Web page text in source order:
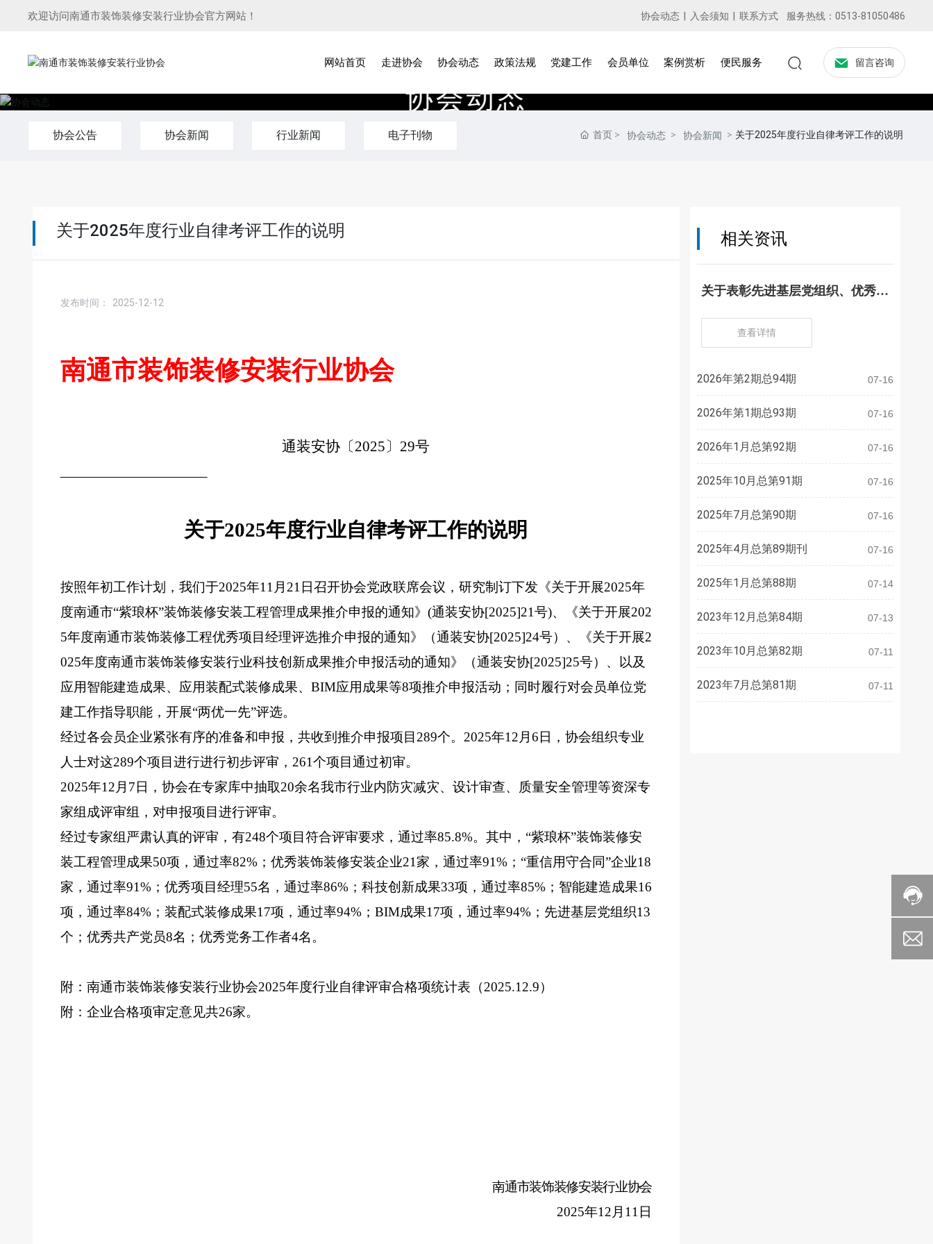
欢迎访问南通市装饰装修安装行业协会官方网站！ 协会动态| 入会须知 | 联系方式服务热线： 0513-81050486
网站首页 走进协会 协会动态 政策法规 党建工作 会员单位 案例赏析 便民服务 留言咨询
协会动态
协会公告 协会新闻 行业新闻 电子刊物 首页 协会动态 协会新闻 关于2025年度行业自律考评工作的说明
关于2025年度行业自律考评工作的说明
发布时间： 2025-12-12
南通市装饰装修安装行业协会
通装安协〔2025〕 29号
关于2025年度行业自律考评工作的说明
按照年初工作计划，我们于2025年11月21日召开协会党政联席会议，研究制订下发《关于开展2025年
度南通市“紫琅杯”装饰装修安装工程管理成果推介申报的通知》(通装安协[2025]21号)、 《关于开展202
5年度南通市装饰装修工程优秀项目经理评选推介申报的通知》（通装安协[2025]24号） 、 《关于开展2
025年度南通市装饰装修安装行业科技创新成果推介申报活动的通知》（通装安协[2025]25号） 、
以及
应用智能建造成果、 应用装配式装修成果、 BIM应用成果等8项推介申报活动；同时履行对会员单位党
建工作指导职能，开展“两优一先”评选。
经过各会员企业紧张有序的准备和申报，共收到 推介申报项目289个。2025年12月6日，协会组织专业
人士对这289个项目进行进行初步评审，261个项目通过初审。
2025年12月7日，协会在专家库中抽取20余名我市行业内防灾减灾、设计审查、质量安全管理等资深专
家组 成评审组，对申报项目进行评审。
经过专家组严肃认真的评审，有248个项目符合评审要求，通过率85.8%。其中， “紫琅杯”装饰装修安
装工程管理成果50项 ，通过率82%； 优秀装饰装修安装企业21家 ，通过率91%； “重信用守合同”企业18
家 ，通过率91%； 优秀项目经理55名 ，通过率86%； 科技创新成果33项 ，通过率85%；智能建造成果16
项 ，通过率84%；装配式装修成果17项 ，通过率94%； BIM成果17项 ，通过率94%； 先进基层党组织13
个； 优秀共产党员8名； 优秀党务工作者4名。
附： 南通市装饰装修安装行业协会2025年度行业自律评审合格项统计表（2025.12.9）
附：企业合格项审定意见共26家。
南通市装饰装修安装行业协会
2025年12 月 11 日
相关资讯
关于表彰先进基层党组织、优秀党
查看详情
2026年第2期总94期 07-16
2026年第1期总93期 07-16
2026年1月总第92期 07-16
2025年10月总第91期 07-16
2025年7月总第90期 07-16
2025年4月总第89期刊 07-16
2025年1月总第88期 07-14
2023年12月总第84期 07-13
2023年10月总第82期 07-11
2023年7月总第81期 07-11